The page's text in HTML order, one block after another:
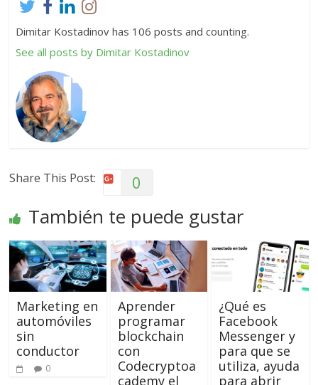
Dimitar Kostadinov has 106 posts and counting.
See all posts by Dimitar Kostadinov
Share This Post: 0
También te puede gustar
Marketing en
automóviles
sin
conductor
0
Aprender
programar
blockchain
con
Codecryptoa
cademy el
¿Qué es
Facebook
Messenger y
para que se
utiliza, ayuda
para abrir